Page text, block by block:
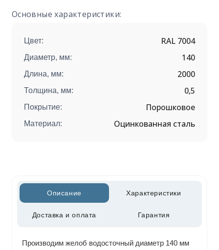
Основные характеристики:
Цвет: RAL 7004
Диаметр, мм: 140
Длина, мм: 2000
Толщина, мм: 0,5
Покрытие: Порошковое
Материал: Оцинкованная сталь
Описание Характеристики
Доставка и оплата Гарантия
Производим желоб водосточный диаметр 140 мм